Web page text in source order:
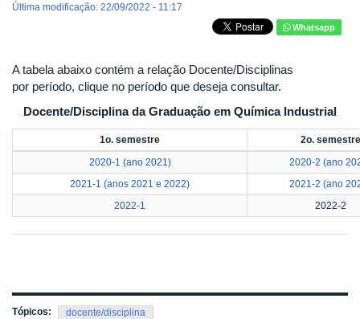
Última modificação: 22/09/2022 - 11:17
Whatsapp
A tabela abaixo contém a relação Docente/Disciplinas
por período, clique no período que deseja consultar.
Docente/Disciplina da Graduação em Química Industrial
1o. semestre
2o. semestre
2020-1 (ano 2021)
2020-2 (ano
2021-1 (anos 2021 e 2022)
2021-2 (ano
2022-1
2022-2
Tópicos: docente/disciplina